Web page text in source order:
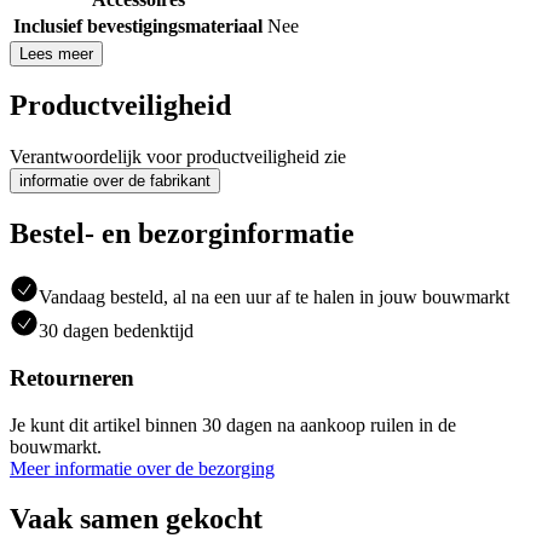
Inclusief bevestigingsmateriaal Nee
Lees meer
Productveiligheid
Verantwoordelijk voor productveiligheid zie
informatie over de fabrikant
Bestel- en bezorginformatie
Vandaag besteld, al na een uur af te halen in jouw bouwmarkt
30 dagen bedenktijd
Retourneren
Je kunt dit artikel binnen 30 dagen na aankoop ruilen in de
bouwmarkt.
Meer informatie over de bezorging
Vaak samen gekocht